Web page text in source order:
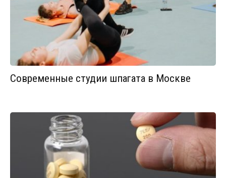
Современные студии шпагата в Москве